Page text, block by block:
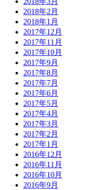
2018年2月
2018年1月
2017年12月
2017年11月
2017年10月
2017年9月
2017年8月
2017年7月
2017年6月
2017年5月
2017年4月
2017年3月
2017年2月
2017年1月
2016年12月
2016年11月
2016年10月
2016年9月